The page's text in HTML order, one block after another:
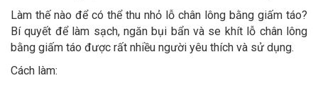
Làm thế nào để có thể thu nhỏ lỗ chân lông bằng giấm táo?
Bí quyết để làm sạch, ngăn bụi bẩn và se khít lỗ chân lông
bằng giấm táo được rất nhiều người yêu thích và sử dụng.
Cách làm: